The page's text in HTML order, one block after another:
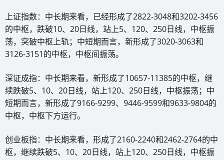
上证指数：中长期来看，已经形成了2822-3048和3202-3456
的中枢，跌破10、20日线，站上5、120、250日线，中枢振
荡，突破中枢上轨；中短期而言，新形成了3020-3063和
3126-3151的中枢，中枢间振荡。
深证成指：中长期来看，新形成了10657-11385的中枢，继
续跌破5、10、20日线，站上120、250日线，中枢振荡；中
短期而言，新形成了9166-9299、9446-9599和9633-9804的
中枢，中枢下方运行。
创业板指：中长期来看，形成了2160-2240和2462-2764的中
枢，继续跌破5、10、20日线，站上120、250日线，中枢振